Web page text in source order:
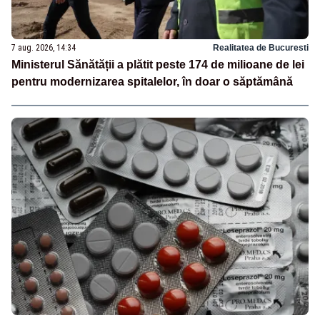
7 aug. 2026, 14:34 Realitatea de Bucuresti
Ministerul Sănătății a plătit peste 174 de milioane de lei
pentru modernizarea spitalelor, în doar o săptămână